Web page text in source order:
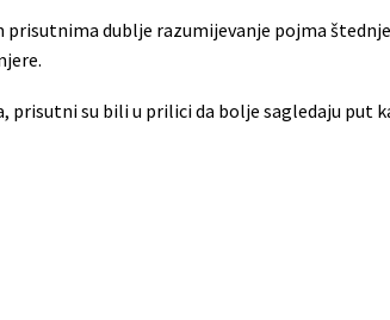
prisutnima dublje razumijevanje pojma
prisutni su bili u prilici da bolje sagledaju put